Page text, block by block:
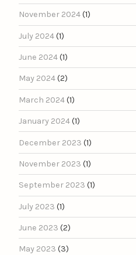
November 2024(1)
July 2024(1)
June 2024(1)
May 2024(2)
March 2024(1)
January 2024(1)
December 2023 (1)
November 2023 (1)
September 2023 (1)
July 2023 (1)
June 2023 (2)
May 2023 (3)